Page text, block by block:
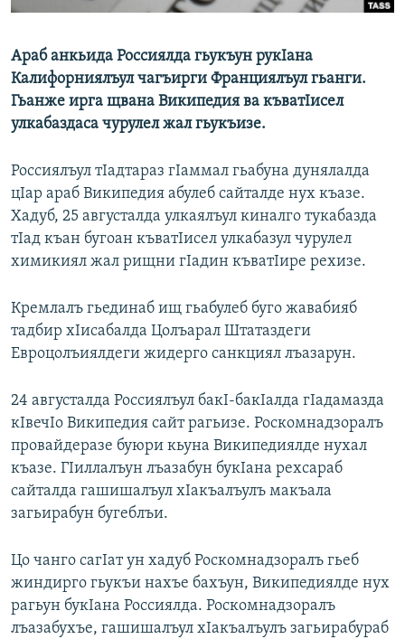
Все сайты РСЕ/РС
Араб анкьида Россиялда гьукъун рукIана
Калифорниялъул чагъирги Франциялъул гьанги.
Гьанже ирга щвана Википедия ва къватIисел
улкабаздаса чурулел жал гьукъизе.
Россиялъул тIадтараз гIаммал гьабуна дунялалда
цIар араб Википедия абулеб сайталде нух къазе.
Хадуб, 25 августалда улкаялъул киналго тукабазда
тIад къан бугоан къватIисел улкабазул чурулел
химикиял жал рищни гIадин къватIире рехизе.
Кремлалъ гьединаб ищ гьабулеб буго жавабияб
тадбир хIисабалда Цолъарал Штатаздеги
Евроцолъиялдеги жидерго санкциял лъазарун.
24 августалда Россиялъул бакI-бакIалда гIадамазда
кIвечIо Википедия сайт рагьизе. Роскомнадзоралъ
провайдеразе буюри кьуна Википедиялде нухал
къазе. ГIиллалъун лъазабун букIана рехсараб
сайталда гашишалъул хIакъалъулъ макъала
загьирабун бугеблъи.
Цо чанго сагIат ун хадуб Роскомнадзоралъ гьеб
жиндирго гьукъи нахъе бахъун, Википедиялде нух
рагьун букIана Россиялда. Роскомнадзоралъ
лъазабухъе, гашишалъул хIакъалъулъ загьирабураб